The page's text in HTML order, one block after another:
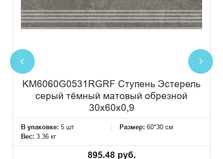
KM6060G0531RGRF Ступень Эстерель
серый тёмный матовый обрезной
30x60x0,9
В упаковке: 5 шт Размер: 60*30 см
Вес: 3.36 кг
895.48 руб.